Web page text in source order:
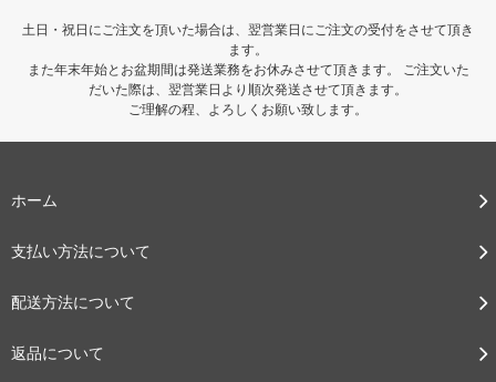
土日・祝日にご注文を頂いた場合は、翌営業日にご注文の受付をさせて頂き
ます。
また年末年始とお盆期間は発送業務をお休みさせて頂きます。 ご注文いた
だいた際は、翌営業日より順次発送させて頂きます。
ご理解の程、よろしくお願い致します。
ホーム
支払い方法について
配送方法について
返品について